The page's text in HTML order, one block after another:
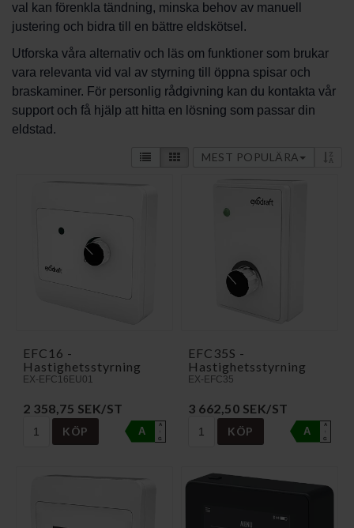
val kan förenkla tändning, minska behov av manuell
justering och bidra till en bättre eldskötsel.
Utforska våra alternativ och läs om funktioner som brukar
vara relevanta vid val av styrning till öppna spisar och
braskaminer. För personlig rådgivning kan du kontakta vår
support och få hjälp att hitta en lösning som passar din
eldstad.
MEST POPULÄRA
EFC16 -
Hastighetsstyrning
EX-EFC16EU01
2 358,75 SEK/ST
KÖP A
A
↑
G
EFC35S -
Hastighetsstyrning
EX-EFC35
3 662,50 SEK/ST
KÖP A
A
↑
G